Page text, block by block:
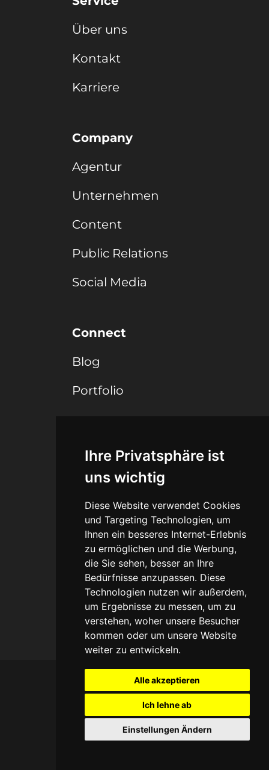
Ihre Privatsphäre ist
uns wichtig
Diese Website verwendet Cookies
und Targeting Technologien, um
Ihnen ein besseres Internet-Erlebnis
zu ermöglichen und die Werbung,
die Sie sehen, besser an Ihre
Bedürfnisse anzupassen. Diese
Technologien nutzen wir außerdem,
um Ergebnisse zu messen, um zu
verstehen, woher unsere Besucher
kommen oder um unsere Website
weiter zu entwickeln.
Alle akzeptieren
Ich lehne ab
Einstellungen Ändern
Über uns
Kontakt
Karriere
Company
Agentur
Unternehmen
Content
Public Relations
Social Media
Connect
Blog
Portfolio
Datenschutz
Impressum
Haftungsausschuss
Umsetzung und